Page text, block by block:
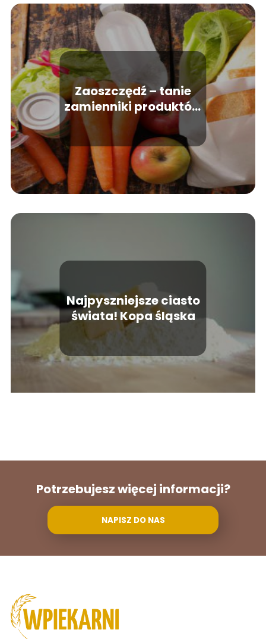
Zaoszczędź – tanie
zamienniki produktów
spożywczych
Najpyszniejsze ciasto
świata! Kopa śląska
Potrzebujesz więcej informacji?
NAPISZ DO NAS